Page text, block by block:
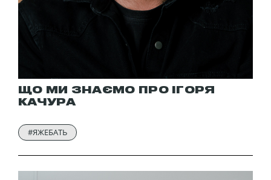
ЩО МИ ЗНАЄМО ПРО ІГОРЯ
КАЧУРА
#ЯЖЕБАТЬ